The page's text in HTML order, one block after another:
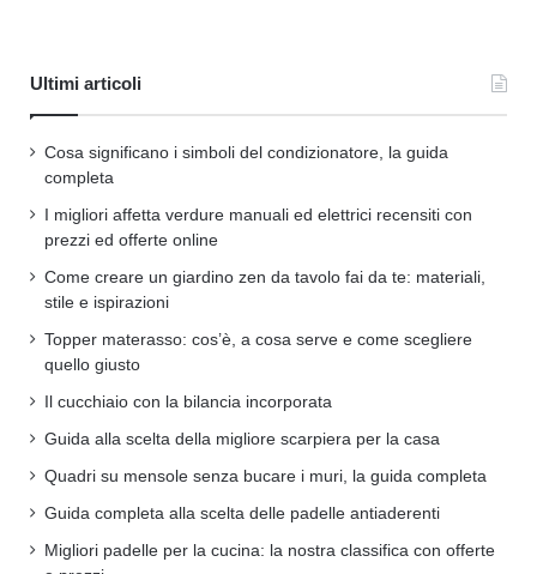
Ultimi articoli
Cosa significano i simboli del condizionatore, la guida
completa
I migliori affetta verdure manuali ed elettrici recensiti con
prezzi ed offerte online
Come creare un giardino zen da tavolo fai da te: materiali,
stile e ispirazioni
Topper materasso: cos’è, a cosa serve e come scegliere
quello giusto
Il cucchiaio con la bilancia incorporata
Guida alla scelta della migliore scarpiera per la casa
Quadri su mensole senza bucare i muri, la guida completa
Guida completa alla scelta delle padelle antiaderenti
Migliori padelle per la cucina: la nostra classifica con offerte